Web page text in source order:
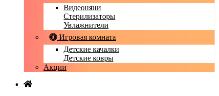
Видеоняни
Стерилизаторы
Увлажнители
Игровая комната
Детские качалки
Детские ковры
Акции